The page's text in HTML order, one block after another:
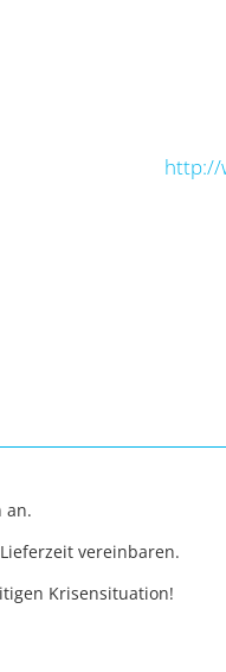
http://
an.
vereinbaren.
Krisensituation!